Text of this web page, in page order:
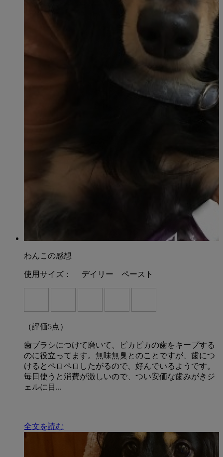
わんこの感想
使用サイズ： デイリー ペースト
（評価5点）
歯ブラシにつけて磨いて、ピカピカの歯をキープする
のに役立ってます。無味無臭とのことですが、歯につ
けるとペロペロしたがるので、好んでいるようです。
毎日使うと消費が激しいので、つい安価な歯みがきジ
ェルに目...
全文を読む